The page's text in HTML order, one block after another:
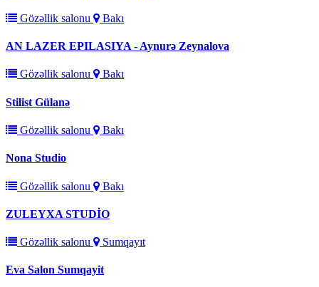
Gözəllik salonu Bakı
AN LAZER EPILASIYA - Aynurə Zeynalova
Gözəllik salonu Bakı
Stilist Gülanə
Gözəllik salonu Bakı
Nona Studio
Gözəllik salonu Bakı
ZULEYXA STUDİO
Gözəllik salonu Sumqayıt
Eva Salon Sumqayit